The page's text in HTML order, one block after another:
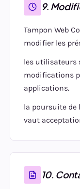
9.
Tampon Web
modifier les
les utilisateurs
modifications
applications.
la poursuite
vaut
10.